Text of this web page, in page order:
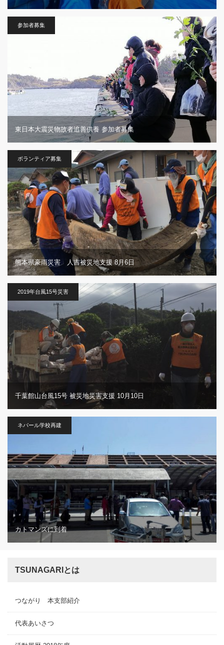
参加者募集
東日本大震災物故者追善供養 参加者募集
ボランティア募集
熊本県豪雨災害 人吉被災地支援 8月6日
2019年台風15号災害
千葉館山台風15号 被災地災害支援 10月10日
ネパール学校再建
カトマンズに到着
TSUNAGARIとは
つながり 本支部紹介
代表あいさつ